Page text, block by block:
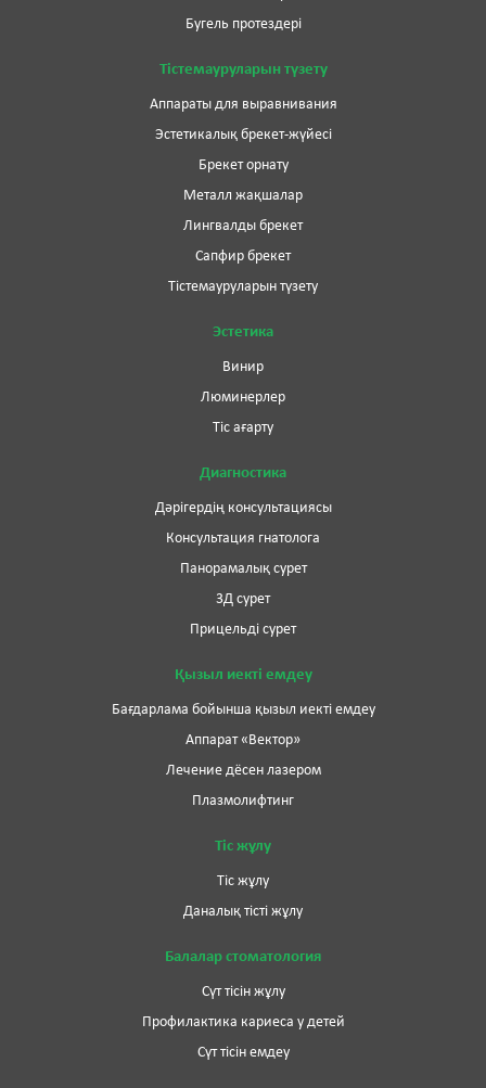
Бугель протездері
Тістемауруларын түзету
Аппараты для выравнивания
Эстетикалық брекет-жүйесі
Брекет орнату
Металл жақшалар
Лингвалды брекет
Сапфир брекет
Тістемауруларын түзету
Эстетика
Винир
Люминерлер
Тіс ағарту
Диагностика
Дәрігердің консультациясы
Консультация гнатолога
Панорамалық сурет
3Д сурет
Прицельді сурет
Қызыл иекті емдеу
Бағдарлама бойынша қызыл иекті емдеу
Аппарат «Вектор»
Лечение дёсен лазером
Плазмолифтинг
Тіс жұлу
Тіс жұлу
Даналық тісті жұлу
Балалар стоматология
Сүт тісін жұлу
Профилактика кариеса у детей
Сүт тісін емдеу